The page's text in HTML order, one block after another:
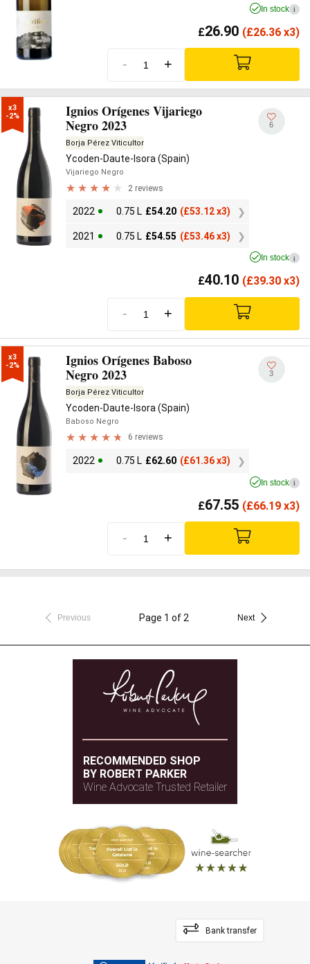
In stock i
£26.90 (£26.36 x3)
- +
x3
-2%
Ignios Orígenes Vijariego
Negro 2023
Borja Pérez Viticultor
Ycoden-Daute-Isora (Spain)
Vijariego Negro
2 reviews
2022 0.75 L £54.20 (£53.12 x3)
2021 0.75 L £54.55 (£53.46 x3)
6
In stock i
£40.10 (£39.30 x3)
- +
x3
-2%
Ignios Orígenes Baboso
Negro 2023
Borja Pérez Viticultor
Ycoden-Daute-Isora (Spain)
Baboso Negro
6 reviews
2022 0.75 L £62.60 (£61.36 x3)
3
In stock i
£67.55 (£66.19 x3)
- +
Previous Page 1 of 2 Next
RECOMMENDED SHOP
BY ROBERT PARKER
Wine Advocate Trusted Retailer
Bank transfer